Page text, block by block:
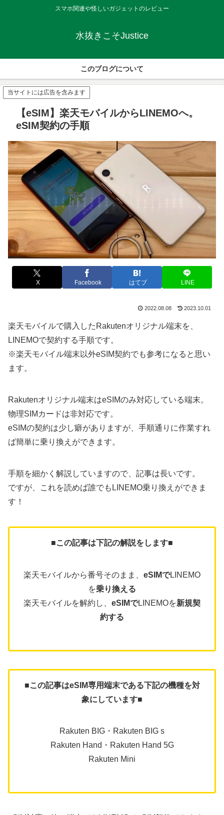
スマホ関連や怪しいガジェットのレビュー
水抜きこそJustice
このブログについて
当サイトには広告を含みます
【eSIM】楽天モバイルからLINEMOへ。
eSIM契約の手順
X Facebook はてブ LINE
2022.08.08 2023.10.01
楽天モバイルで購入したRakutenオリジナル端末を、
LINEMOで契約する手順です。
※楽天モバイル端末以外eSIM契約でも参考になると思い
ます。
Rakutenオリジナル端末はeSIMのみ対応している端末。
物理SIMカードは非対応です。
eSIMの契約は少し癖がありますが、手順通りに作業すれ
ば簡単に乗り換えができます。
手順を細かく解説していますので、記事は長いです。
ですが、これを読めば誰でもLINEMO乗り換えができま
す！
■この記事は下記の解説をします■
楽天モバイルから番号そのまま、 eSIMでLINEMO
を乗り換える
楽天モバイルを解約し、 eSIMでLINEMOを新規契
約する
■この記事はeSIM専用端末である下記の機種を対
象にしています■
Rakuten BIG・Rakuten BIG s
Rakuten Hand・Rakuten Hand 5G
Rakuten Mini